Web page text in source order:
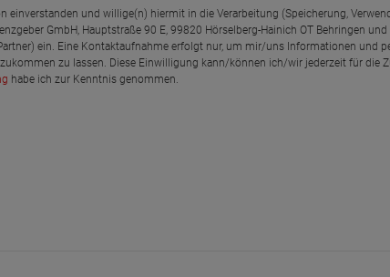
und willige(n) hiermit in die Verarbeitung (Speicherung,
GmbH, Hauptstraße 90 E, 99820 Hörselberg-Hainich OT Behringen
ein. Eine Kontaktaufnahme erfolgt nur, um mir/uns Informationen und
zu lassen. Diese Einwilligung kann/können ich/wir jederzeit für die
habe ich zur Kenntnis genommen.